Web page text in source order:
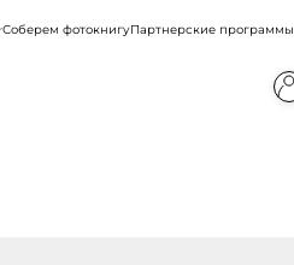
Соберем фотокнигуПартнерские программы